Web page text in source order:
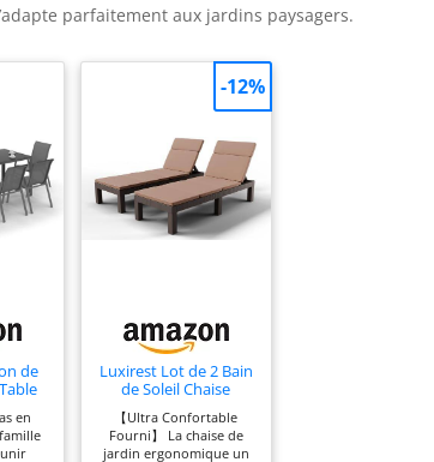
parfaitement aux jardins paysagers.
de
en
Luxirest Lot de 2 Bain
de Soleil Chaise
Exterieur - Dossier
réglable - avec
【Ultra Confortable
Fourni】 La chaise de
jardin ergonomique un
-12%